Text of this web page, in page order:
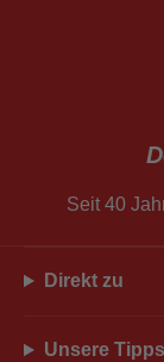
Seit 40
Direkt zu
Unsere